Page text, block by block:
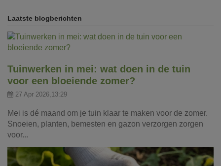
Laatste blogberichten
Tuinwerken in mei: wat doen in de tuin
voor een bloeiende zomer?
27 Apr 2026,13:29
Mei is dé maand om je tuin klaar te maken voor de zomer.
Snoeien, planten, bemesten en gazon verzorgen zorgen
voor...